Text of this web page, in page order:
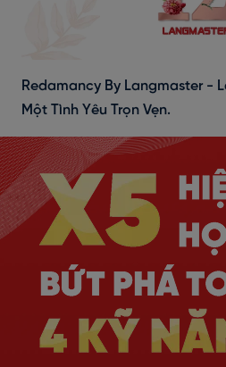
Redamancy By Langmaster -
Một Tình Yêu Trọn Vẹn.